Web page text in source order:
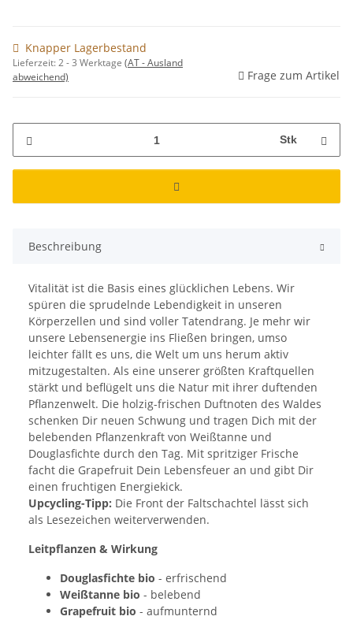
Knapper Lagerbestand
Lieferzeit:2 - 3 Werktage (AT - Ausland
abweichend)
Frage zum Artikel
Stk
Beschreibung
Vitalität ist die Basis eines glücklichen Lebens. Wir
spüren die sprudelnde Lebendigkeit in unseren
Körperzellen und sind voller Tatendrang. Je mehr wir
unsere Lebensenergie ins Fließen bringen, umso
leichter fällt es uns, die Welt um uns herum aktiv
mitzugestalten. Als eine unserer größten Kraftquellen
stärkt und beflügelt uns die Natur mit ihrer duftenden
Pflanzenwelt. Die holzig-frischen Duftnoten des Waldes
schenken Dir neuen Schwung und tragen Dich mit der
belebenden Pflanzenkraft von Weißtanne und
Douglasfichte durch den Tag. Mit spritziger Frische
facht die Grapefruit Dein Lebensfeuer an und gibt Dir
einen fruchtigen Energiekick.
Upcycling-Tipp: Die Front der Faltschachtel lässt sich
als Lesezeichen weiterverwenden.
Leitpflanzen & Wirkung
Douglasfichte bio - erfrischend
Weißtanne bio - belebend
Grapefruit bio - aufmunternd